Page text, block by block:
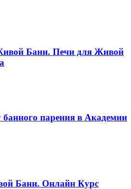
Бани. Печи для Живой
банного парения в Академии
Бани. Онлайн Курс